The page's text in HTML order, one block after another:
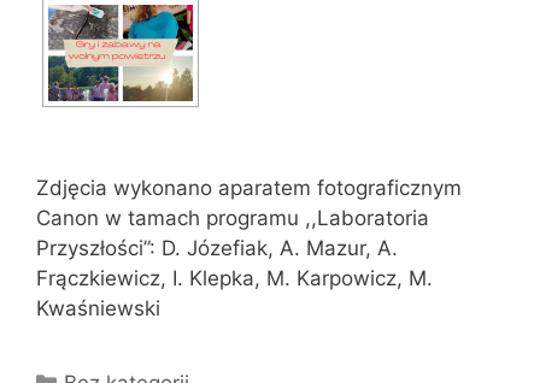
Zdjęcia wykonano aparatem fotograficznym
Canon w tamach programu ,,Laboratoria
Przyszłości”: D. Józefiak, A. Mazur, A.
Frączkiewicz, I. Klepka, M. Karpowicz, M.
Kwaśniewski
Kategorie